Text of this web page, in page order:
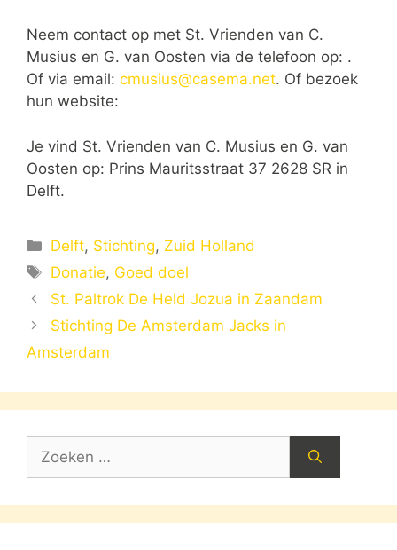
Neem contact op met St. Vrienden van C.
Musius en G. van Oosten via de telefoon op: .
Of via email: cmusius@casema.net. Of bezoek
hun website:
Je vind St. Vrienden van C. Musius en G. van
Oosten op: Prins Mauritsstraat 37 2628 SR in
Delft.
Categorieën
Delft, Stichting, Zuid Holland
Tags
Donatie, Goed doel
St. Paltrok De Held Jozua in Zaandam
Stichting De Amsterdam Jacks in
Amsterdam
naar: